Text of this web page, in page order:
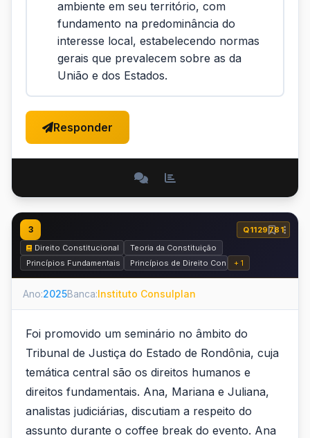
ambiente em seu território, com
fundamento na predominância do
interesse local, estabelecendo normas
gerais que prevalecem sobre as da
União e dos Estados.
Responder
3
Q1129781
Direito Constitucional
Teoria da Constituição
Princípios Fundamentais da RepúblicaPrincípios de Direito Constitucional
+ 1
Ano:2025Banca:Instituto Consulplan
Foi promovido um seminário no âmbito do
Tribunal de Justiça do Estado de Rondônia, cuja
temática central são os direitos humanos e
direitos fundamentais. Ana, Mariana e Juliana,
analistas judiciárias, discutiam a respeito do
assunto durante o coffee break do evento. Ana